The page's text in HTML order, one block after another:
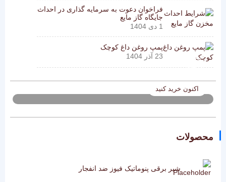
فراخوان دعوت به سرمایه‌ گذاری در احداث
جایگاه گاز مایع
1 دی 1404
پمپ روغن داغ کوچک
23 آذر 1404
فروش ویژه
تا 40 درصد تخفیف
اکنون خرید کنید
محصولات
شیر برقی پنوماتیک فیوز ضد انفجار